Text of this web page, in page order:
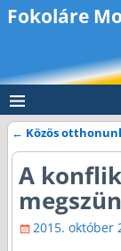
Fokoláre
Bejegyzés
← Közös
A
2015. október